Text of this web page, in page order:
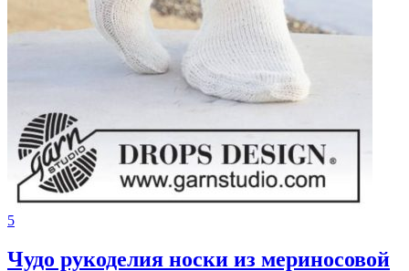
5
Чудо рукоделия носки из мериносовой